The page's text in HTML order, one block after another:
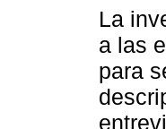
La
a las
para